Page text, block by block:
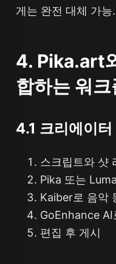
게는 완전 대체 가능.
4. Pika.art
합하는 워
4.1 크리에이
스크립트와 샷
Pika 또는
Kaiber로 음악
GoEnhance
편집 후 게시